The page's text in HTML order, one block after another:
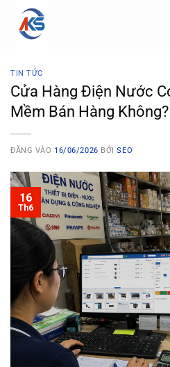
TIN TỨC
Cửa Hàng Điện Nước
Mềm Bán Hàng Không?
ĐĂNG VÀO 16/06/2026 BỞISEO
16
Th6